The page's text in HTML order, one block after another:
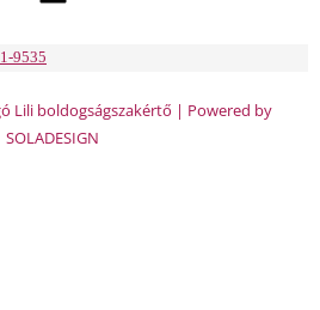
9535
Lili boldogságszakértő | Powered by
SOLADESIGN